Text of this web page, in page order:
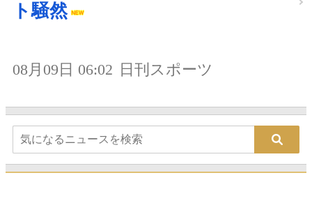
ト騒然
08月09日 06:02 日刊スポーツ